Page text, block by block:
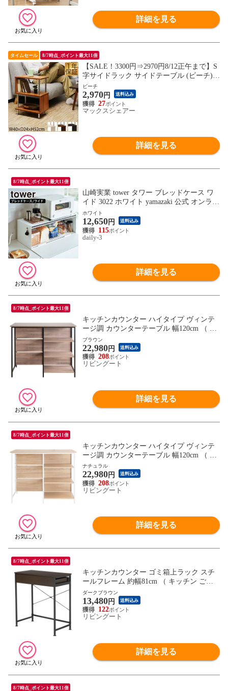
詳細を見る
タイムセール 8/7時点_ポイント最大11倍
【SALE！3300円⇒2970円8/12正午まで】S
字サイドラック サイドテーブル (ビーチ)
幅40cm 3段 収納棚 木目調 シェルフ おしゃ
れ ディスプレイラック オープンラック 送
料無料
ビーチ
2,970円 送料込み
27
マックスシェアー
詳細を見る
8/7時点_ポイント最大11倍
山崎実業 tower タワー ブレッドケース ワ
イド 3022 ホワイト yamazaki 公式 オンライ
ンショップ 【北海道・沖縄は990円加算】
yam3155-wh
ホワイト
12,650円 送料込み
115
daily-3
詳細を見る
8/7時点_ポイント最大11倍
キッチンカウンター ハイタイプ ヴィンテ
ージ調 カウンターテーブル 幅120cm （ カ
ウンター キッチンラック 収納 家具 キッチ
ン 間仕切り 作業台 レンジラック テーブル
レンジ台 家電収納 対面 アイランドキッチ
ン シンプル ） 【ブラウン】
ブラウン
22,980円 送料込み
208
リビングート
詳細を見る
8/7時点_ポイント最大11倍
キッチンカウンター ハイタイプ ヴィンテ
ージ調 カウンターテーブル 幅120cm （ カ
ウンター キッチンラック 収納 家具 キッチ
ン 間仕切り 作業台 レンジラック テーブル
レンジ台 家電収納 対面 アイランドキッチ
ン シンプル ） 【ナチュラル】
ナチュラル
22,980円 送料込み
208
リビングート
詳細を見る
8/7時点_ポイント最大11倍
キッチンカウンター ゴミ箱上ラック スチ
ールフレーム 約幅81cm （ キッチン ごみ
箱上 ラック 収納 カウンター 棚 引出し キ
ッチンラック スチール ごみ箱上収納 ダス
トボックス 作業台 省スペース ） 【ダーク
ブラウン】
ダークブラウン
13,480円 送料込み
122
リビングート
詳細を見る
8/7時点_ポイント最大11倍